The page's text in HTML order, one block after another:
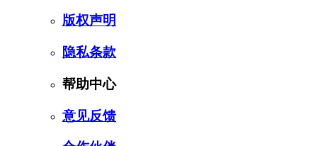
版权声明
隐私条款
帮助中心
意见反馈